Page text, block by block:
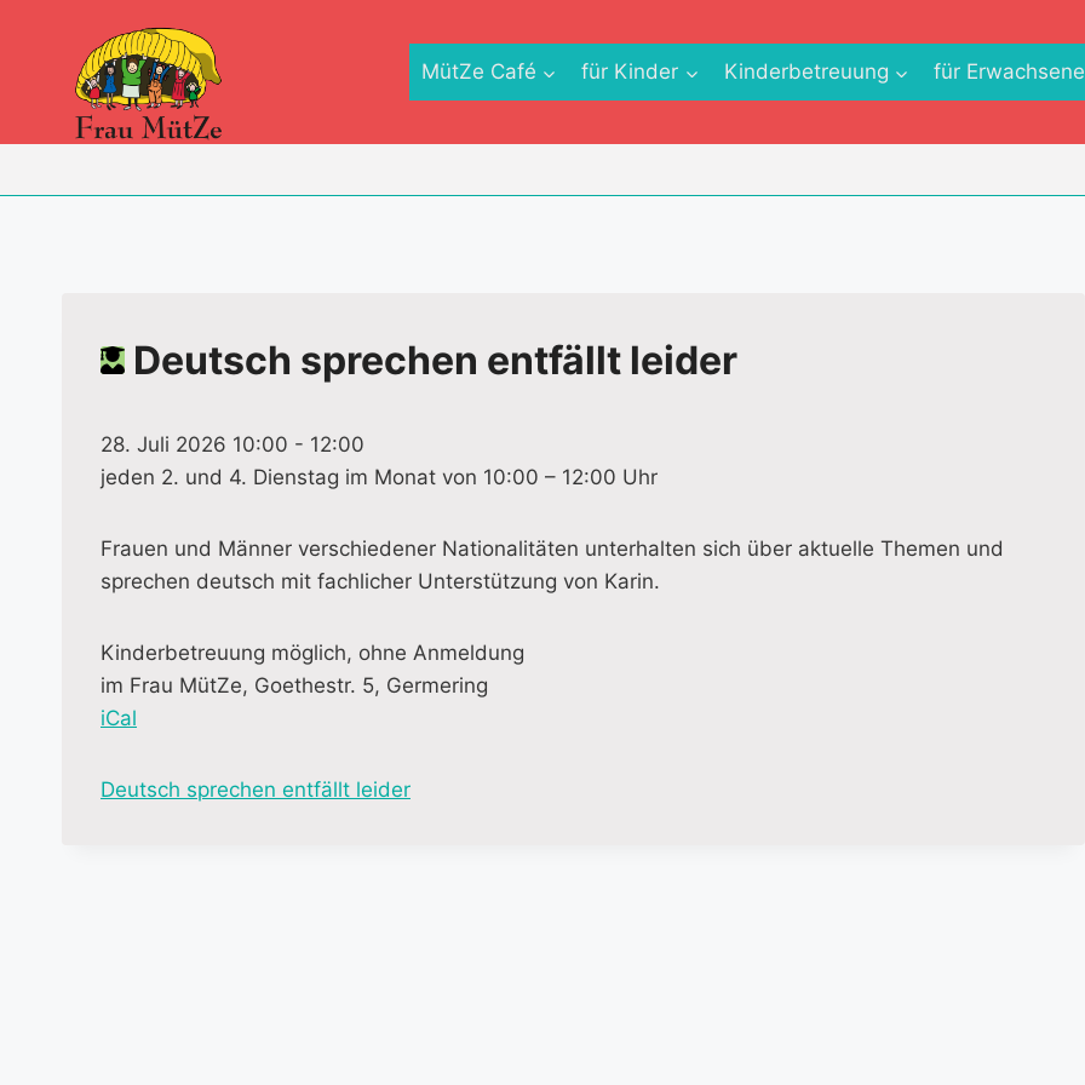
springen
MütZe Café für Kinder Kinderbetreuung für Erwachsene
Deutsch sprechen entfällt leider
28. Juli 2026 10:00 - 12:00
jeden 2. und 4. Dienstag im Monat von 10:00 – 12:00 Uhr
Frauen und Männer verschiedener Nationalitäten unterhalten sich über aktuelle Themen und
sprechen deutsch mit fachlicher Unterstützung von Karin.
Kinderbetreuung möglich, ohne Anmeldung
im Frau MütZe, Goethestr. 5, Germering
iCal
M
Deutsch sprechen entfällt leider